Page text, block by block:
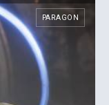
PARAGON